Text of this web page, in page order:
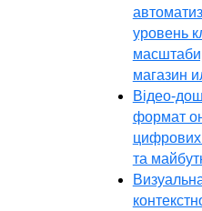
уровень
магазин
Відео-
формат
цифрових
та